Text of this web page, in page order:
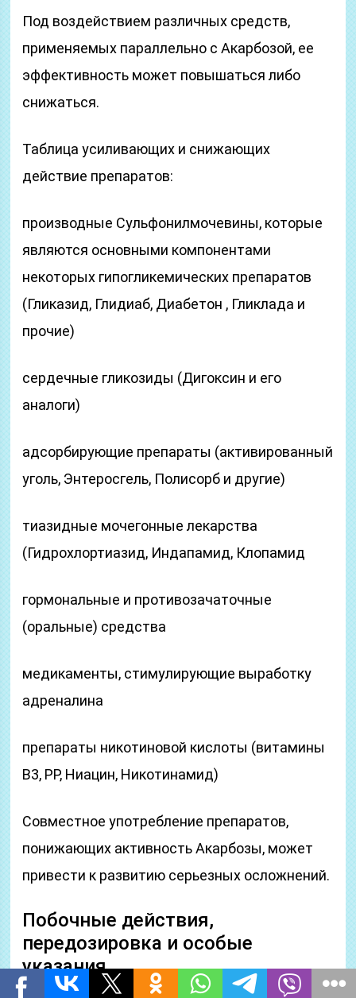
Под воздействием различных средств,
применяемых параллельно с Акарбозой, ее
эффективность может повышаться либо
снижаться.
Таблица усиливающих и снижающих
действие препаратов:
производные Сульфонилмочевины, которые
являются основными компонентами
некоторых гипогликемических препаратов
(Гликазид, Глидиаб, Диабетон , Гликлада и
прочие)
сердечные гликозиды (Дигоксин и его
аналоги)
адсорбирующие препараты (активированный
уголь, Энтеросгель, Полисорб и другие)
тиазидные мочегонные лекарства
(Гидрохлортиазид, Индапамид, Клопамид
гормональные и противозачаточные
(оральные) средства
медикаменты, стимулирующие выработку
адреналина
препараты никотиновой кислоты (витамины
B3, PP, Ниацин, Никотинамид)
Совместное употребление препаратов,
понижающих активность Акарбозы, может
привести к развитию серьезных осложнений.
Побочные действия,
передозировка и особые
указания